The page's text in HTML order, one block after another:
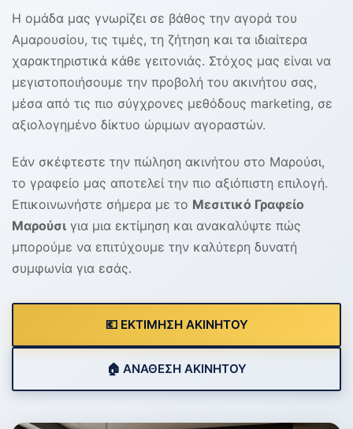
Η ομάδα μας γνωρίζει σε βάθος την αγορά του
Αμαρουσίου, τις τιμές, τη ζήτηση και τα ιδιαίτερα
χαρακτηριστικά κάθε γειτονιάς. Στόχος μας είναι να
μεγιστοποιήσουμε την προβολή του ακινήτου σας,
μέσα από τις πιο σύγχρονες μεθόδους marketing, σε
αξιολογημένο δίκτυο ώριμων αγοραστών.
Εάν σκέφτεστε την πώληση ακινήτου στο Μαρούσι,
το γραφείο μας αποτελεί την πιο αξιόπιστη επιλογή.
Επικοινωνήστε σήμερα με το Μεσιτικό Γραφείο
Μαρούσι για μια εκτίμηση και ανακαλύψτε πώς
μπορούμε να επιτύχουμε την καλύτερη δυνατή
συμφωνία για εσάς.
💶 ΕΚΤΙΜΗΣΗ ΑΚΙΝΗΤΟΥ
🏠 ΑΝΑΘΕΣΗ ΑΚΙΝΗΤΟΥ